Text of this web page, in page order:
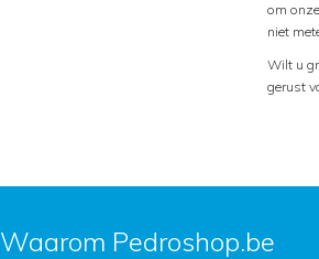
om
niet
Wilt u
gerust
Waarom Pedroshop.be